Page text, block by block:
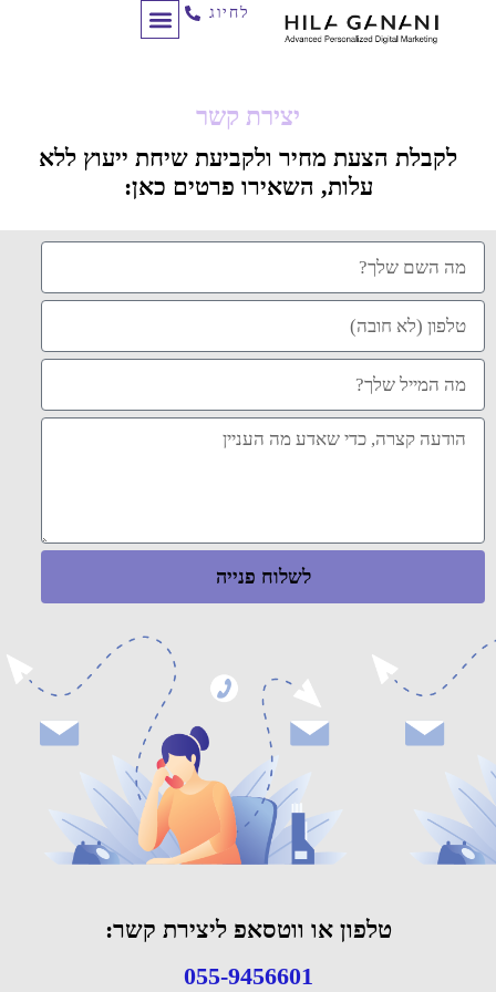
לחיוג
יצירת קשר
לקבלת הצעת מחיר ולקביעת שיחת ייעוץ ללא
עלות, השאירו פרטים כאן:
טלפון או ווטסאפ ליצירת קשר:
055-9456601
לשלוח פנייה